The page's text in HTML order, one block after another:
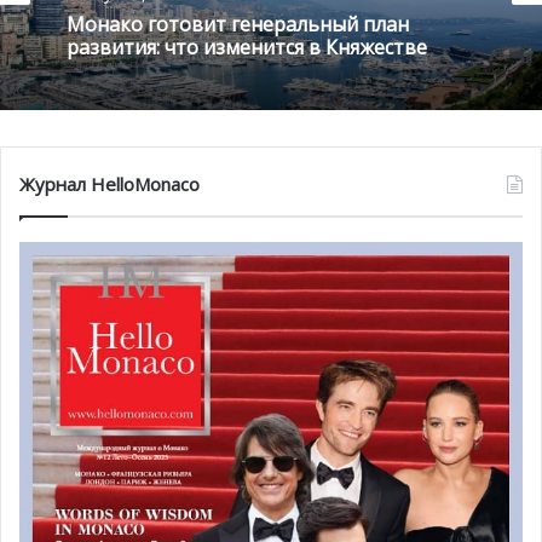
Следующим этапом станутквартиры блока B, который
будет сдан, согласно планам, в ноябре 2019 года, с
Монако готовит генеральный план
развития: что изменится в Княжестве
Журнал HelloMonaco